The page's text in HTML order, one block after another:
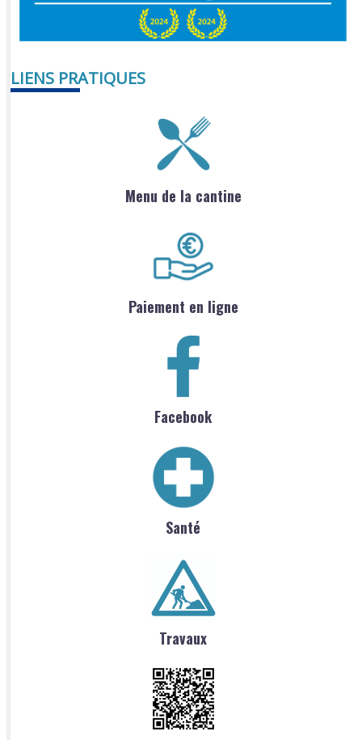
LIENS PRATIQUES
Menu de la cantine
Paiement en ligne
Facebook
Santé
Travaux